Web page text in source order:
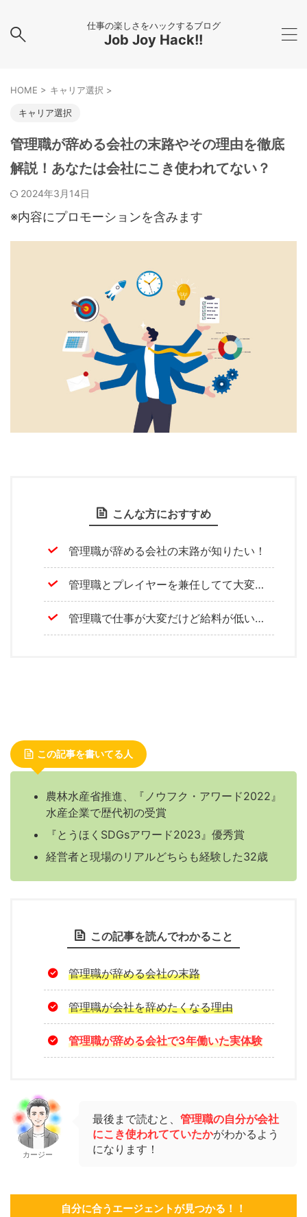
仕事の楽しさをハックするブログ
Job Joy Hack!!
HOME > キャリア選択 >
キャリア選択
管理職が辞める会社の末路やその理由を徹底
解説！あなたは会社にこき使われてない？
2024年3月14日
※内容にプロモーションを含みます
こんな方におすすめ
管理職が辞める会社の末路が知りたい！
管理職とプレイヤーを兼任してて大変…
管理職で仕事が大変だけど給料が低い…
この記事を書いてる人
農林水産省推進、『ノウフク・アワード2022』
水産企業で歴代初の受賞
『とうほくSDGsアワード2023』優秀賞
経営者と現場のリアルどちらも経験した32歳
この記事を読んでわかること
管理職が辞める会社の末路
管理職が会社を辞めたくなる理由
管理職が辞める会社で3年働いた実体験
カージー
最後まで読むと、 管理職の自分が会社
にこき使われてていたかがわかるよう
になります！
自分に合うエージェントが見つかる！！